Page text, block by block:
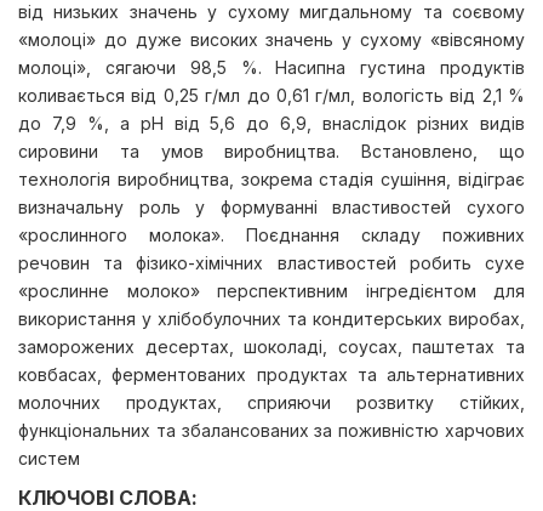
від низьких значень у сухому мигдальному та соєвому
«молоці» до дуже високих значень у сухому «вівсяному
молоці», сягаючи 98,5 %. Насипна густина продуктів
коливається від 0,25 г/мл до 0,61 г/мл, вологість від 2,1 %
до 7,9 %, а pH від 5,6 до 6,9, внаслідок різних видів
сировини та умов виробництва. Встановлено, що
технологія виробництва, зокрема стадія сушіння, відіграє
визначальну роль у формуванні властивостей сухого
«рослинного молока». Поєднання складу поживних
речовин та фізико-хімічних властивостей робить сухе
«рослинне молоко» перспективним інгредієнтом для
використання у хлібобулочних та кондитерських виробах,
заморожених десертах, шоколаді, соусах, паштетах та
ковбасах, ферментованих продуктах та альтернативних
молочних продуктах, сприяючи розвитку стійких,
функціональних та збалансованих за поживністю харчових
систем
КЛЮЧОВІ СЛОВА: